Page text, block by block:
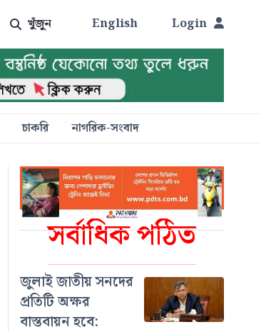
খুঁজুন English Login
চাকরি নাগরিক-সংবাদ
সর্বাধিক পঠিত
জুলাই জাতীয় সনদের
প্রতিটি অক্ষর
বাস্তবায়ন হবে: